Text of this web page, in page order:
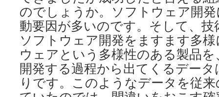
のでしょうか。ソフトウェア開
動要因が多いのです。そして、
ソフトウェア開発をますます多
ウェアという多様性のある製品
開発する過程から出てくるデー
りです。このようなデータを従